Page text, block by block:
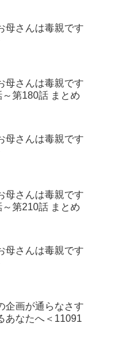
母さんは毒親です
母さんは毒親です
第180話 まとめ
母さんは毒親です
母さんは毒親です
第210話 まとめ
母さんは毒親です
企画が通らなさす
あなたへ＜11091